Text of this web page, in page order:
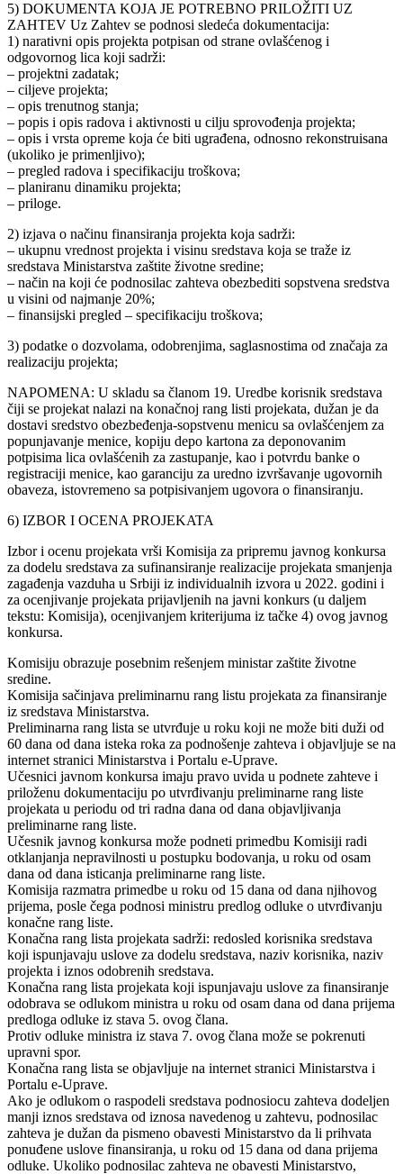
5) DOKUMENTA KOJA JE POTREBNO PRILOŽITI UZ
ZAHTEV Uz Zahtev se podnosi sledeća dokumentacija:
1) narativni opis projekta potpisan od strane ovlašćenog i
odgovornog lica koji sadrži:
– projektni zadatak;
– ciljeve projekta;
– opis trenutnog stanja;
– popis i opis radova i aktivnosti u cilju sprovođenja projekta;
– opis i vrsta opreme koja će biti ugrađena, odnosno rekonstruisana
(ukoliko je primenljivo);
– pregled radova i specifikaciju troškova;
– planiranu dinamiku projekta;
– priloge.
2) izjava o načinu finansiranja projekta koja sadrži:
– ukupnu vrednost projekta i visinu sredstava koja se traže iz
sredstava Ministarstva zaštite životne sredine;
– način na koji će podnosilac zahteva obezbediti sopstvena sredstva
u visini od najmanje 20%;
– finansijski pregled – specifikaciju troškova;
3) podatke o dozvolama, odobrenjima, saglasnostima od značaja za
realizaciju projekta;
NAPOMENA: U skladu sa članom 19. Uredbe korisnik sredstava
čiji se projekat nalazi na konačnoj rang listi projekata, dužan je da
dostavi sredstvo obezbeđenja-sopstvenu menicu sa ovlašćenjem za
popunjavanje menice, kopiju depo kartona za deponovanim
potpisima lica ovlašćenih za zastupanje, kao i potvrdu banke o
registraciji menice, kao garanciju za uredno izvršavanje ugovornih
obaveza, istovremeno sa potpisivanjem ugovora o finansiranju.
6) IZBOR I OCENA PROJEKATA
Izbor i ocenu projekata vrši Komisija za pripremu javnog konkursa
za dodelu sredstava za sufinansiranje realizacije projekata smanjenja
zagađenja vazduha u Srbiji iz individualnih izvora u 2022. godini i
za ocenjivanje projekata prijavljenih na javni konkurs (u daljem
tekstu: Komisija), ocenjivanjem kriterijuma iz tačke 4) ovog javnog
konkursa.
Komisiju obrazuje posebnim rešenjem ministar zaštite životne
sredine.
Komisija sačinjava preliminarnu rang listu projekata za finansiranje
iz sredstava Ministarstva.
Preliminarna rang lista se utvrđuje u roku koji ne može biti duži od
60 dana od dana isteka roka za podnošenje zahteva i objavljuje se na
internet stranici Ministarstva i Portalu e-Uprave.
Učesnici javnom konkursa imaju pravo uvida u podnete zahteve i
priloženu dokumentaciju po utvrđivanju preliminarne rang liste
projekata u periodu od tri radna dana od dana objavljivanja
preliminarne rang liste.
Učesnik javnog konkursa može podneti primedbu Komisiji radi
otklanjanja nepravilnosti u postupku bodovanja, u roku od osam
dana od dana isticanja preliminarne rang liste.
Komisija razmatra primedbe u roku od 15 dana od dana njihovog
prijema, posle čega podnosi ministru predlog odluke o utvrđivanju
konačne rang liste.
Konačna rang lista projekata sadrži: redosled korisnika sredstava
koji ispunjavaju uslove za dodelu sredstava, naziv korisnika, naziv
projekta i iznos odobrenih sredstava.
Konačna rang lista projekata koji ispunjavaju uslove za finansiranje
odobrava se odlukom ministra u roku od osam dana od dana prijema
predloga odluke iz stava 5. ovog člana.
Protiv odluke ministra iz stava 7. ovog člana može se pokrenuti
upravni spor.
Konačna rang lista se objavljuje na internet stranici Ministarstva i
Portalu e-Uprave.
Ako je odlukom o raspodeli sredstava podnosiocu zahteva dodeljen
manji iznos sredstava od iznosa navedenog u zahtevu, podnosilac
zahteva je dužan da pismeno obavesti Ministarstvo da li prihvata
ponuđene uslove finansiranja, u roku od 15 dana od dana prijema
odluke. Ukoliko podnosilac zahteva ne obavesti Ministarstvo,